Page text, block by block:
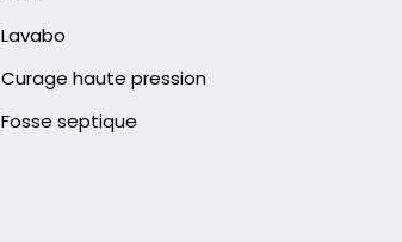
Lavabo
Curage haute pression
Fosse septique